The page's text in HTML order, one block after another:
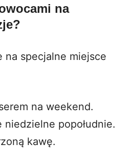
na
na specjalne miejsce
na weekend.
popołudnie.
kawę.